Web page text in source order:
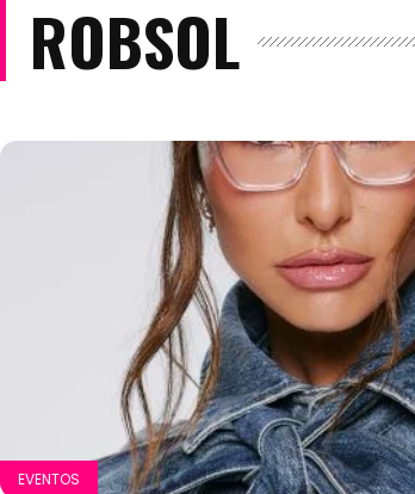
ROBSOL
EVENTOS